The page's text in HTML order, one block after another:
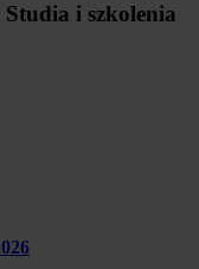
Studia i szkolenia